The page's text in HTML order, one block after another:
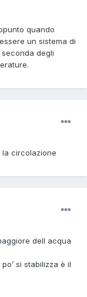
quando
un sistema di
degli
circolazione
dell acqua
si stabilizza è il